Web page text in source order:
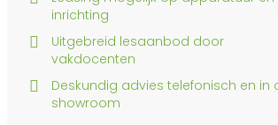
inrichting
Uitgebreid lesaanbod door
vakdocenten
Deskundig advies telefonisch en in
showroom